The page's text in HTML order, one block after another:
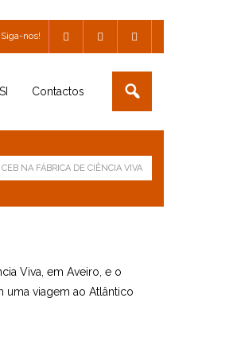
Siga-nos!
Contactos
CEB NA FÁBRICA DE CIÊNCIA VIVA
Viva, em Aveiro, e o
uma viagem ao Atlântico